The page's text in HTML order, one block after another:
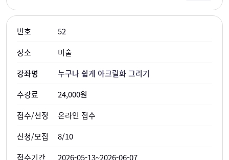
52
미술
누구나 쉽게 아크릴화 그리기
24,000원
온라인 접수
8/10
2026-05-13~2026-06-07